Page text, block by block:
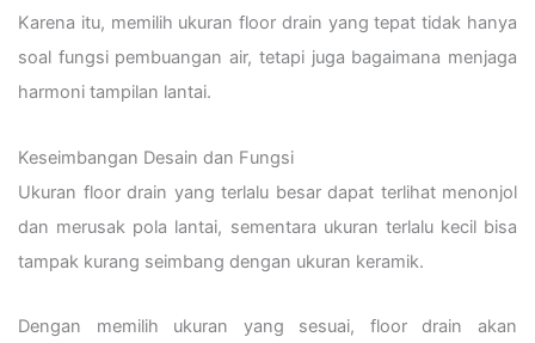
Karena itu, memilih ukuran floor drain yang tepat tidak hanya
soal fungsi pembuangan air, tetapi juga bagaimana menjaga
harmoni tampilan lantai.
Keseimbangan Desain dan Fungsi
Ukuran floor drain yang terlalu besar dapat terlihat menonjol
dan merusak pola lantai, sementara ukuran terlalu kecil bisa
tampak kurang seimbang dengan ukuran keramik.
Dengan memilih ukuran yang sesuai, floor drain akan